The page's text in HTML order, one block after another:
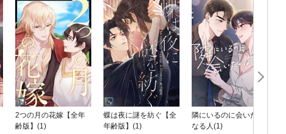
2つの月の花嫁【全年
齢版】(1)
蝶は夜に謎を紡ぐ【全
年齢版】(1)
隣にいるのに会いたく
なる人(1)